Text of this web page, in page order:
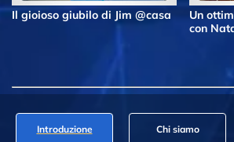
Il gioioso giubilo di Jim @casa
Un
con
Introduzione Chi siamo